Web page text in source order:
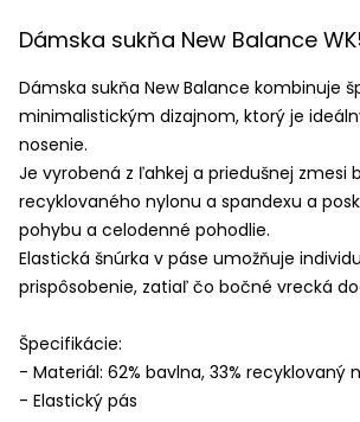
Dámska sukňa New Balance
Dámska sukňa New Balance kombinuje
minimalistickým dizajnom, ktorý je
nosenie.
Je vyrobená z ľahkej a priedušnej zmesi
recyklovaného nylonu a spandexu a
pohybu a celodenné pohodlie.
Elastická šnúrka v páse umožňuje
prispôsobenie, zatiaľ čo bočné vrecká
Špecifikácie:
- Materiál: 62% bavlna, 33% recyklovaný
- Elastický pás